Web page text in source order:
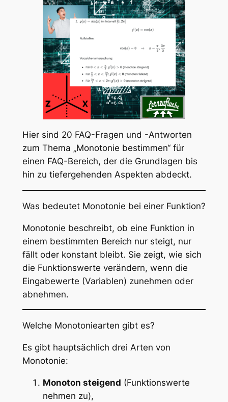
Hier sind 20 FAQ-Fragen und -Antworten
zum Thema „Monotonie bestimmen“ für
einen FAQ-Bereich, der die Grundlagen bis
hin zu tiefergehenden Aspekten abdeckt.
Was bedeutet Monotonie bei einer Funktion?
Monotonie beschreibt, ob eine Funktion in
einem bestimmten Bereich nur steigt, nur
fällt oder konstant bleibt. Sie zeigt, wie sich
die Funktionswerte verändern, wenn die
Eingabewerte (Variablen) zunehmen oder
abnehmen.
Welche Monotoniearten gibt es?
Es gibt hauptsächlich drei Arten von
Monotonie:
Monoton steigend (Funktionswerte
nehmen zu),